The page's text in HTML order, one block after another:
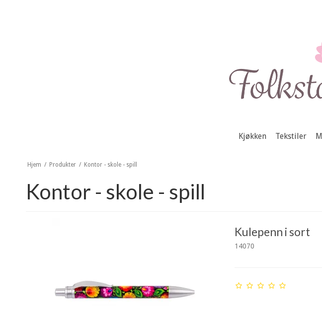
Kjøkken Tekstiler
Hjem / Produkter / Kontor - skole - spill
Kontor - skole - spill
Kulepenn i sort
14070